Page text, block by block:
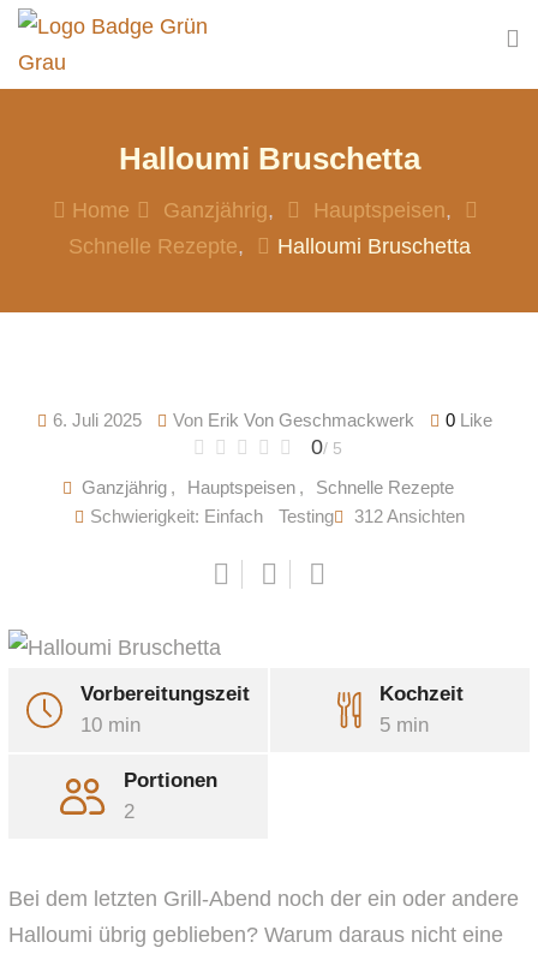
Skip
content
Halloumi Bruschetta
Home Ganzjährig
Hauptspeisen
Schnelle Rezepte
Halloumi Bruschetta
6. Juli 2025 Von Erik Von Geschmackwerk 0Like
0/ 5
Ganzjährig , Hauptspeisen ,
Schnelle Rezepte
Schwierigkeit: Einfach
Testing 312Ansichten
via
Email
Print
Vorbereitungszeit
10 min
Kochzeit
5 min
Portionen
2
Bei dem letzten Grill-Abend noch der ein oder andere
Halloumi übrig geblieben? Warum daraus nicht eine